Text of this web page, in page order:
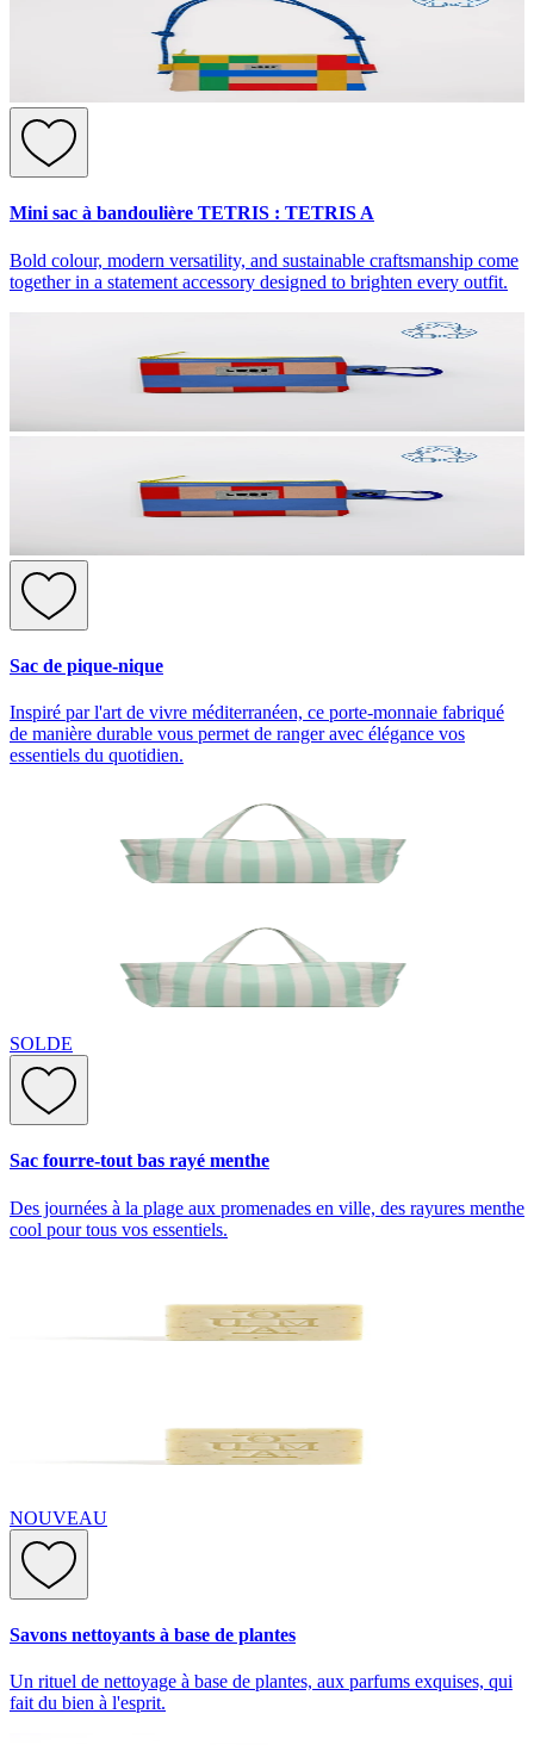
Mini sac à bandoulière TETRIS : TETRIS A
Bold colour, modern versatility, and sustainable craftsmanship come
together in a statement accessory designed to brighten every outfit.
Sac de pique-nique
Inspiré par l'art de vivre méditerranéen, ce porte-monnaie fabriqué
de manière durable vous permet de ranger avec élégance vos
essentiels du quotidien.
SOLDE
Sac fourre-tout bas rayé menthe
Des journées à la plage aux promenades en ville, des rayures menthe
cool pour tous vos essentiels.
NOUVEAU
Savons nettoyants à base de plantes
Un rituel de nettoyage à base de plantes, aux parfums exquises, qui
fait du bien à l'esprit.